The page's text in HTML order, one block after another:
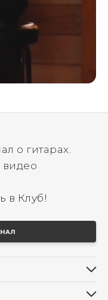
о гитарах.
видео
в Клуб!